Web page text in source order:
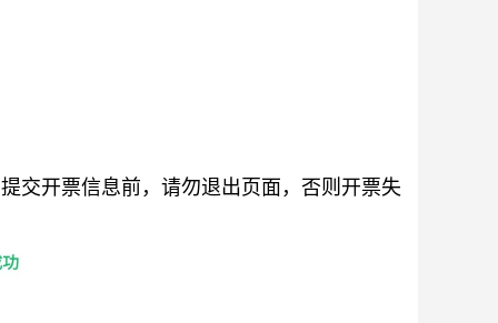
交开票信息前，请勿退出页面，否则开票失